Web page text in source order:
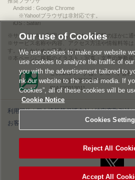
Android : Google Chrome
※Yahoo!ブラウザは非対応です。
iOS : Safari
サービスをご利用されるには、情報料のほかに
サービス名称や内容、アクセス方法や情報料等
す。あらかじめご了承ください。
本ページに掲載のイラスト・写真・文章の無断複
このエルマークは、レコード会
ンツを示す登録商標です。
RIAJ00013011
利用規約|個人情報等保護方針|特定商取引法
お客様情報の外部送信について|Cookies
Our use of Cookies
We use cookies to make our website
use cookies to analyze the traffic of
you with the advertisement tailored to
nk our website to the social media. If
Cookies”, all of these cookies will be
Cookie Notice
Cookies
Reject All
Accept All